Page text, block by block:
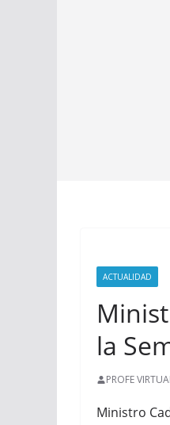
ACTUALIDAD
la
PROFE
Ministro